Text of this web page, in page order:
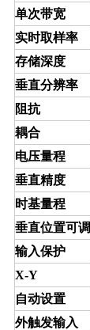
单次带宽
实时取样率
存储深度
垂直分辨率
阻抗
耦合
电压量程
垂直精度
时基量程
垂直位置可调
输入保护
X-Y
自动设置
外触发输入